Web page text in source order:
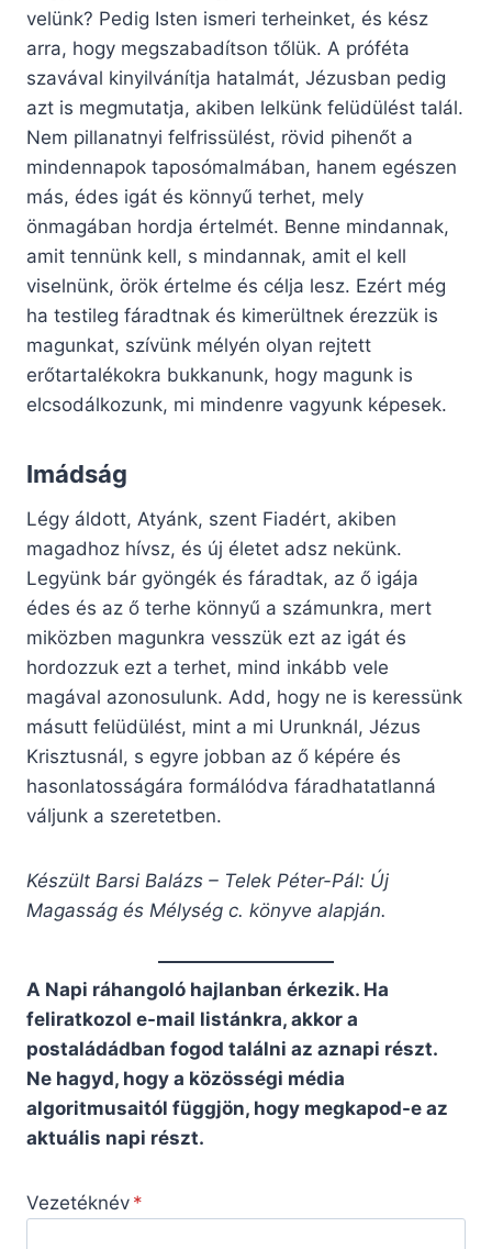
velünk? Pedig Isten ismeri terheinket, és kész
arra, hogy megszabadítson tőlük. A próféta
szavával kinyilvánítja hatalmát, Jézusban pedig
azt is megmutatja, akiben lelkünk felüdülést talál.
Nem pillanatnyi felfrissülést, rövid pihenőt a
mindennapok taposómalmában, hanem egészen
más, édes igát és könnyű terhet, mely
önmagában hordja értelmét. Benne mindannak,
amit tennünk kell, s mindannak, amit el kell
viselnünk, örök értelme és célja lesz. Ezért még
ha testileg fáradtnak és kimerültnek érezzük is
magunkat, szívünk mélyén olyan rejtett
erőtartalékokra bukkanunk, hogy magunk is
elcsodálkozunk, mi mindenre vagyunk képesek.
Imádság
Légy áldott, Atyánk, szent Fiadért, akiben
magadhoz hívsz, és új életet adsz nekünk.
Legyünk bár gyöngék és fáradtak, az ő igája
édes és az ő terhe könnyű a számunkra, mert
miközben magunkra vesszük ezt az igát és
hordozzuk ezt a terhet, mind inkább vele
magával azonosulunk. Add, hogy ne is keressünk
másutt felüdülést, mint a mi Urunknál, Jézus
Krisztusnál, s egyre jobban az ő képére és
hasonlatosságára formálódva fáradhatatlanná
váljunk a szeretetben.
Készült Barsi Balázs – Telek Péter-Pál: Új
Magasság és Mélység c. könyve alapján.
A Napi ráhangoló hajlanban érkezik. Ha
feliratkozol e-mail listánkra, akkor a
postaládádban fogod találni az aznapi részt.
Ne hagyd, hogy a közösségi média
algoritmusaitól függjön, hogy megkapod-e az
aktuális napi részt.
Vezetéknév